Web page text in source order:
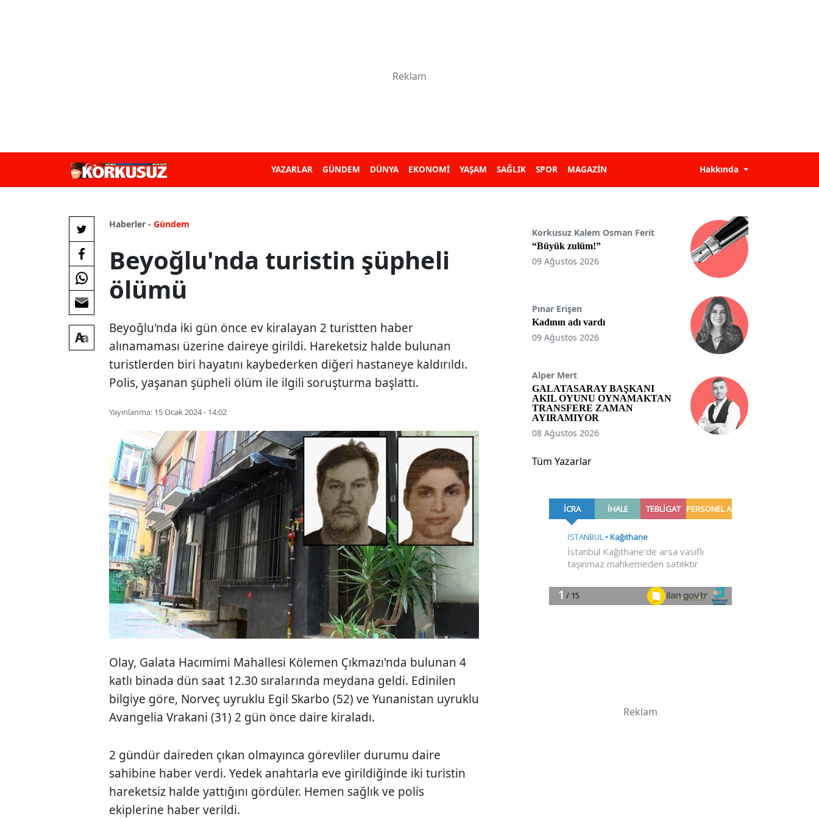
YAZARLAR GÜNDEM DÜNYA EKONOMİ YAŞAM SAĞLIK SPOR MAGAZİN Hakkında
Haberler - Gündem
Beyoğlu'nda turistin şüpheli
ölümü
Beyoğlu'nda iki gün önce ev kiralayan 2 turistten haber
alınamaması üzerine daireye girildi. Hareketsiz halde bulunan
turistlerden biri hayatını kaybederken diğeri hastaneye kaldırıldı.
Polis, yaşanan şüpheli ölüm ile ilgili soruşturma başlattı.
Yayınlanma: 15 Ocak 2024 - 14:02
Olay, Galata Hacımimi Mahallesi Kölemen Çıkmazı'nda bulunan 4
katlı binada dün saat 12.30 sıralarında meydana geldi. Edinilen
bilgiye göre, Norveç uyruklu Egil Skarbo (52) ve Yunanistan uyruklu
Avangelia Vrakani (31) 2 gün önce daire kiraladı.
2 gündür daireden çıkan olmayınca görevliler durumu daire
sahibine haber verdi. Yedek anahtarla eve girildiğinde iki turistin
hareketsiz halde yattığını gördüler. Hemen sağlık ve polis
ekiplerine haber verildi.
Korkusuz Kalem Osman Ferit
“Büyük zulüm!”
09 Ağustos 2026
Pınar Erişen
Kadının adı vardı
09 Ağustos 2026
Alper Mert
GALATASARAY BAŞKANI
AKIL OYUNU OYNAMAKTAN
TRANSFERE ZAMAN
AYIRAMIYOR
08 Ağustos 2026
Tüm Yazarlar